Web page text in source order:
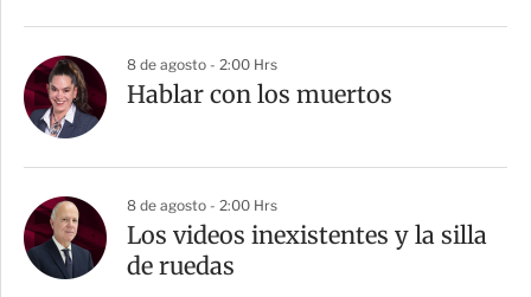
8 de agosto - 2:00 Hrs
Hablar con los muertos
8 de agosto - 2:00 Hrs
Los videos inexistentes y la silla
de ruedas